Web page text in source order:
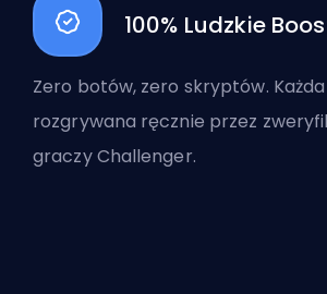
100% Ludzkie
Zero botów, zero skryptów.
rozgrywana ręcznie przez
graczy Challenger.